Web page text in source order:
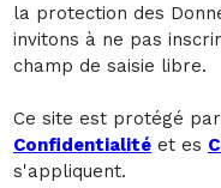
la protection des
invitons à ne pas
champ de saisie libre.
Ce site est protégé
Confidentialité et es
s'appliquent.